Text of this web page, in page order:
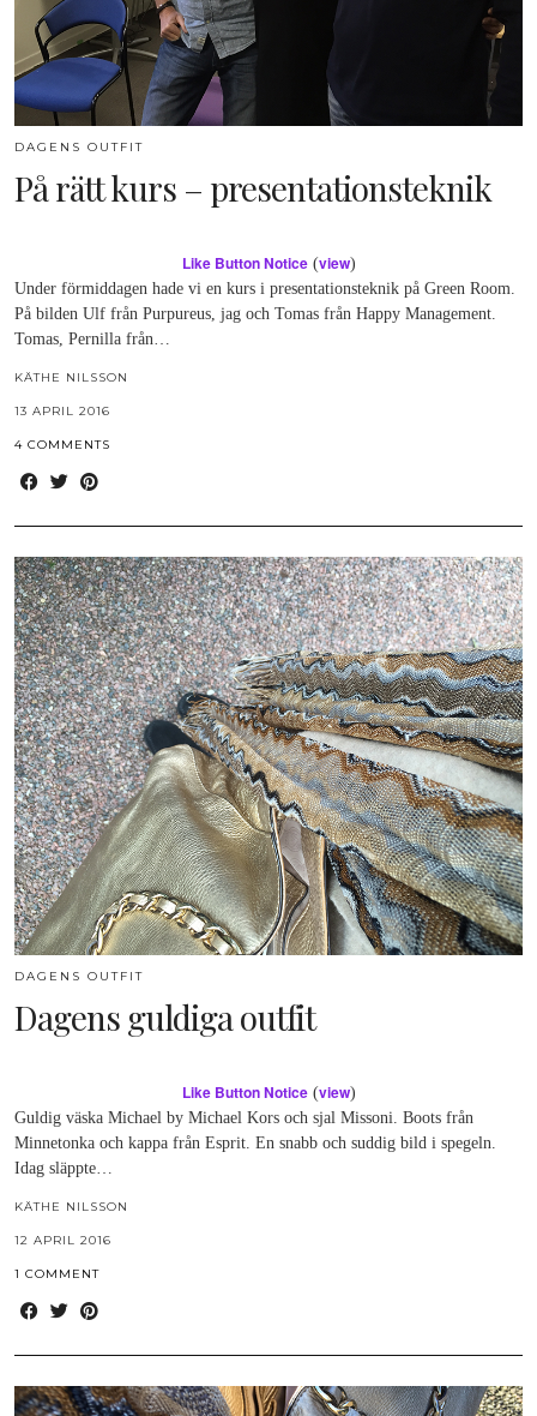
DAGENS OUTFIT
På rätt kurs – presentationsteknik
Like Button Notice(view)
Under förmiddagen hade vi en kurs i presentationsteknik på Green Room.
På bilden Ulf från Purpureus, jag och Tomas från Happy Management.
Tomas, Pernilla från…
KÄTHE NILSSON
13 APRIL 2016
4 COMMENTS
DAGENS OUTFIT
Dagens guldiga outfit
Like Button Notice(view)
Guldig väska Michael by Michael Kors och sjal Missoni. Boots från
Minnetonka och kappa från Esprit. En snabb och suddig bild i spegeln.
Idag släppte…
KÄTHE NILSSON
12 APRIL 2016
1 COMMENT